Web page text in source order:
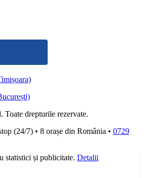
. Toate drepturile rezervate.
(24/7) • 8 orașe din România • 0729
statistici și publicitate. Detalii